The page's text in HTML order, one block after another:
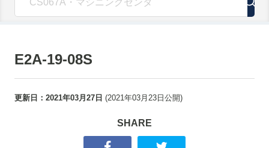
E2A-19-08S
更新日： 2021年03月27日 (2021年03月23日 公開)
SHARE